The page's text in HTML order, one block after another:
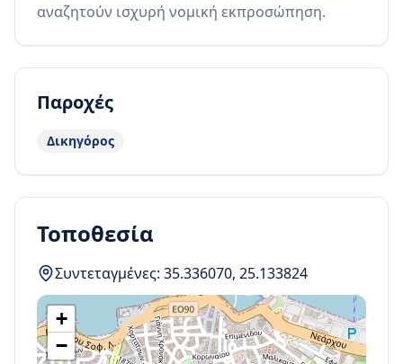
αναζητούν ισχυρή νομική εκπροσώπηση.
Παροχές
Δικηγόρος
Τοποθεσία
Συντεταγμένες: 35.336070, 25.133824
+
−